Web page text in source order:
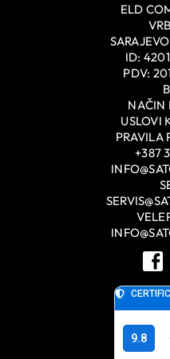
ELD
ID:
PDV:
NAČIN
USLOVI
PRAVILA
+387